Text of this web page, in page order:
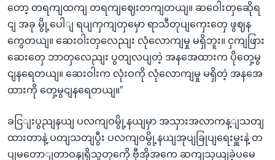
တော့ တရကျထကျ တရကျဈေးတကျတယျ။ ဆဝေါးတှဆေိုရ
ငျ အခု မွို့ပေါျ ရပျကှကျတှမှော ရာသီတုပျကှေးတှေ ဖွဈန
ကွေတယျ။ ဆေးဝါးတှလေညျး လုံလောကျမှု မရှိဘူး။ ငှကျဖြား
ဆေးတှေ ဘာတှလေညျး ပွတျလပျတဲ့ အနအေထားက ပိုတှေ့မွ
ငျနရေတယျ။ ဆေးဝါးက လုံးဝကို လုံလောကျမှု မရှိတဲ့ အနအေ
ထားကို တှေ့မွငျနရေတယျ။”
ခငြျးပွညျနယျ ပလကျဝမွို့နယျမှာ အသှားအလာကန့ျသတျ
ထားတာနဲ့ ပတျသတျပွီး ပလကျဝမွို့နယျအုပျခြုပျရေးမှူးနဲ့ တ
ပျမတောျတာဝနျရှိသူတှကေို ဗှီအိုအကေ ဆကျသှယျခဲ့ပမေ